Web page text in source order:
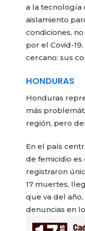
a la tecnología
aislamiento
condiciones,
por el Covid-
cercano: sus
HONDURAS
Honduras
más
región, pero
En el país
de femicidio es
registraron
17 muertes,
que va del
denuncias en